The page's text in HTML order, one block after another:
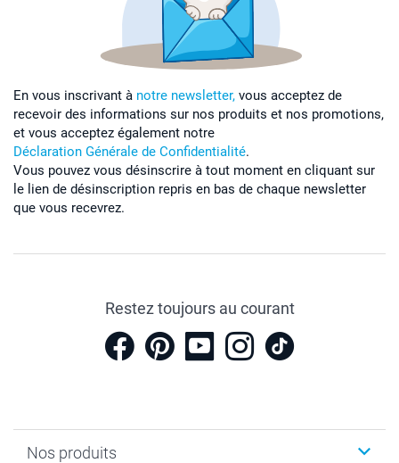
En vous inscrivant à notre newsletter, vous acceptez de
recevoir des informations sur nos produits et nos promotions,
et vous acceptez également notre
Déclaration Générale de Confidentialité.
Vous pouvez vous désinscrire à tout moment en cliquant sur
le lien de désinscription repris en bas de chaque newsletter
que vous recevrez.
Restez toujours au courant
Nos produits